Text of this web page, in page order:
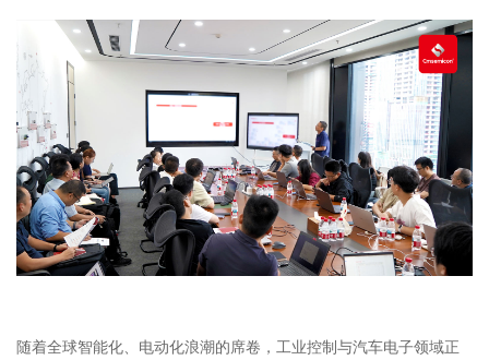
随着全球智能化、电动化浪潮的席卷，工业控制与汽车电子领域正